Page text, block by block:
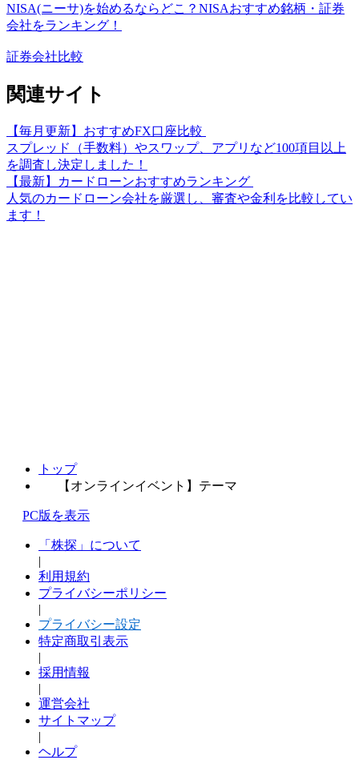
NISA(ニーサ)を始めるならどこ？NISAおすすめ銘柄・証券
会社をランキング！
証券会社比較
関連サイト
【毎月更新】おすすめFX口座比較
スプレッド（手数料）やスワップ、アプリなど100項目以上
を調査し決定しました！
【最新】カードローンおすすめランキング
人気のカードローン会社を厳選し、審査や金利を比較してい
ます！
トップ
【オンラインイベント】テーマ
PC版を表示
「株探」について
|
利用規約
プライバシーポリシー
|
プライバシー設定
特定商取引表示
|
採用情報
|
運営会社
サイトマップ
|
ヘルプ